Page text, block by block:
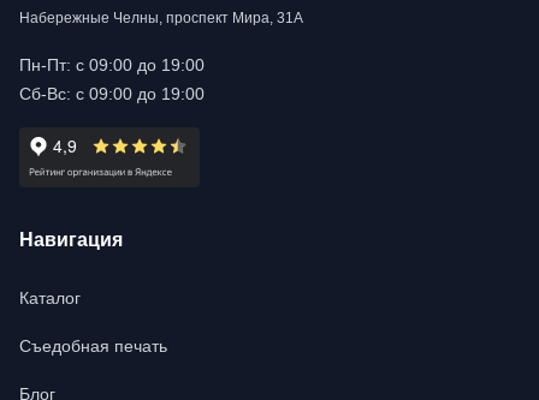
Набережные Челны, проспект Мира, 31А
Пн-Пт: с 09:00 до 19:00
Сб-Вс: с 09:00 до 19:00
Навигация
Каталог
Съедобная печать
Блог